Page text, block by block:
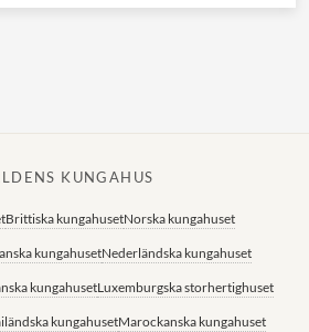
KUNGAHUS
Brittiska kungahusetNorska kungahuset
kungahusetNederländska kungahuset
kungahusetLuxemburgska storhertighuset
kungahusetMarockanska kungahuset